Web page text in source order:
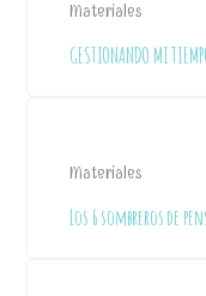
Materiales
GESTIONANDO MI
Materiales
Los 6 sombreros de